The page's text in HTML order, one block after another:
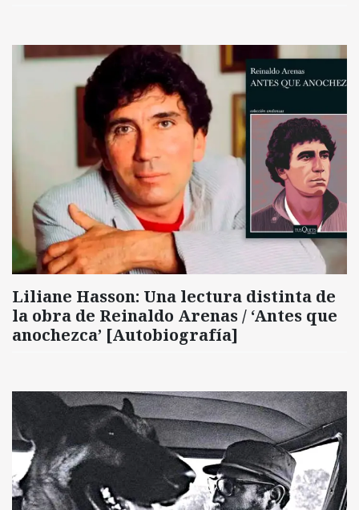
Liliane Hasson: Una lectura distinta de
la obra de Reinaldo Arenas / ‘Antes que
anochezca’ [Autobiografía]